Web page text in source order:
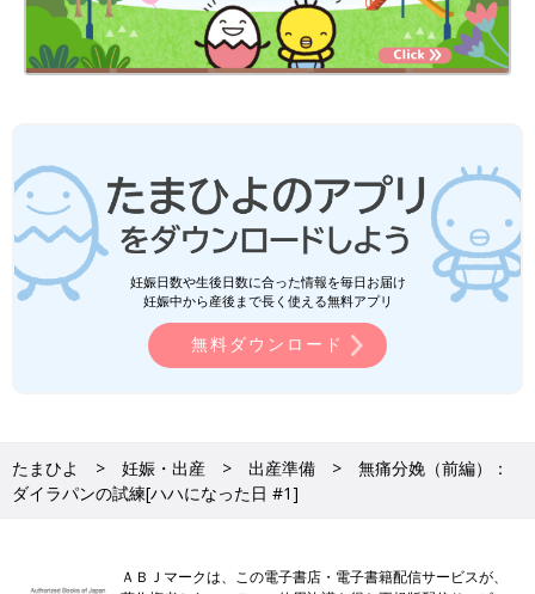
妊娠日数や生後日数に合った情報を毎日お届け
妊娠中から産後まで長く使える無料アプリ
無料ダウンロード
たまひよ 妊娠・出産 出産準備
無痛分娩（前編）：
ダイラパンの試練[ハハになった日 #1]
ＡＢＪマークは、この電子書店・電子書籍配信サービスが、